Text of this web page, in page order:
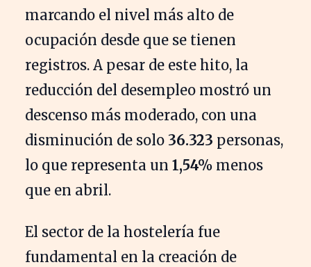
marcando el nivel más alto de
ocupación desde que se tienen
registros. A pesar de este hito, la
reducción del desempleo mostró un
descenso más moderado, con una
disminución de solo 36.323 personas,
lo que representa un 1,54% menos
que en abril.
El sector de la hostelería fue
fundamental en la creación de